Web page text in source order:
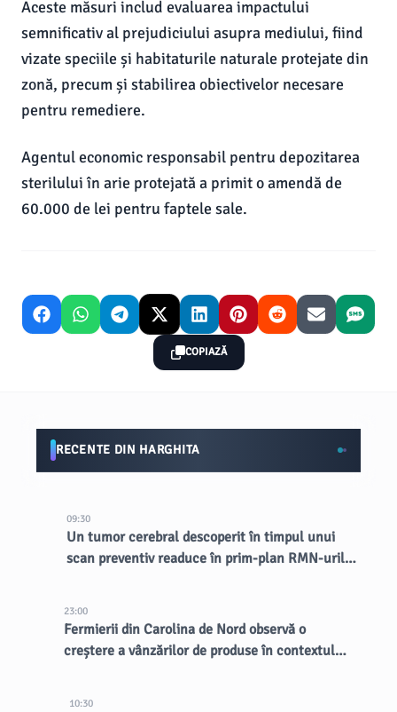
Aceste măsuri includ evaluarea impactului
semnificativ al prejudiciului asupra mediului, fiind
vizate speciile și habitaturile naturale protejate din
zonă, precum și stabilirea obiectivelor necesare
pentru remediere.
Agentul economic responsabil pentru depozitarea
sterilului în arie protejată a primit o amendă de
60.000 de lei pentru faptele sale.
COPIAZĂ
RECENTE DIN HARGHITA
09:30
Un tumor cerebral descoperit în timpul unui
scan preventiv readuce în prim-plan RMN-urile
23:00
Fermierii din Carolina de Nord observă o
creștere a vânzărilor de produse în contextul
10:30